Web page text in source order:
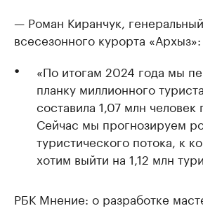
— Роман Киранчук,
всесезонного курорта «Архыз»:
«По итогам 2024 года мы
планку миллионного
составила 1,07 млн человек
Сейчас мы прогнозируем
туристического потока, к
хотим выйти на 1,12 млн
РБК Мнение: о разработке